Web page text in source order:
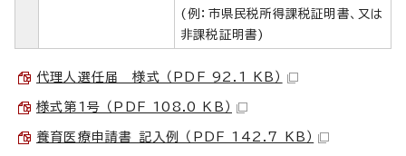
(例：市県民税所得課税証明書、又は
非課税証明書)
代理人選任届＿様式 （PDF 92.1 KB）
様式第1号 （PDF 108.0 KB）
養育医療申請書 記入例 （PDF 142.7 KB）